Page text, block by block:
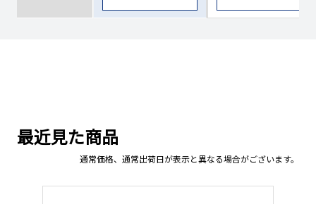
最近見た商品
通常価格、通常出荷日が表示と異なる場合がございます。